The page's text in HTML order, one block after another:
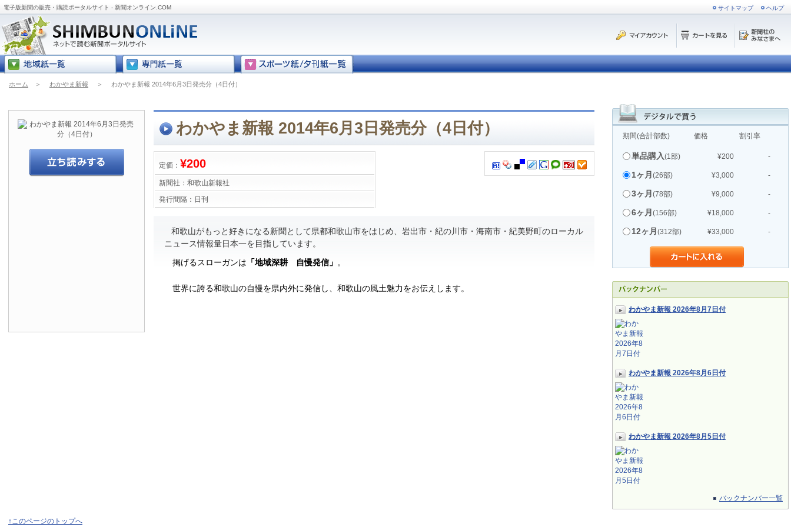
電子版新聞の販売・購読ポータルサイト - 新聞オンライン.COM サイトマップ ヘルプ
ホーム ＞ わかやま新報 ＞ わかやま新報 2014年6月3日発売分（4日付）
期間(合計部数) 価格 割引率
単品購入(1部) ¥200 -
1ヶ月 (26部) ¥3,000 -
3ヶ月 (78部) ¥9,000 -
6ヶ月 (156部) ¥18,000 -
12ヶ月 (312部) ¥33,000 -
わかやま新報 2026年8月7日付
わかやま新報 2026年8月6日付
わかやま新報 2026年8月5日付
バックナンバー一覧
わかやま新報 2014年6月3日発売分（4日付）
定価： ¥200
新聞社： 和歌山新報社
発行間隔： 日刊
和歌山がもっと好きになる新聞として県都和歌山市をはじめ、岩出市・紀の川市・海南市・紀美野町のローカル
ニュース情報量日本一を目指しています。
掲げるスローガンは 「地域深耕 自慢発信」 。
世界に誇る和歌山の自慢を県内外に発信し、和歌山の風土魅力をお伝えします。
↑このページのトップへ